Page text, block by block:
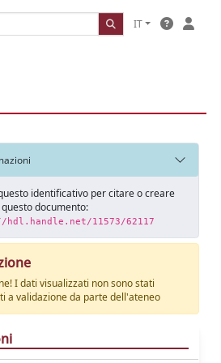
IT
identificativo per citare o creare
documento:
11573/62117
I dati visualizzati non sono stati
a validazione da parte dell'ateneo